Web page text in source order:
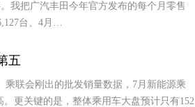
我把广汽丰田今年官方发布的每个月零售
台、4月…
五
联会刚出的批发销量数据，7月新能源乘
更关键的是，整体乘用车大盘预计只有152